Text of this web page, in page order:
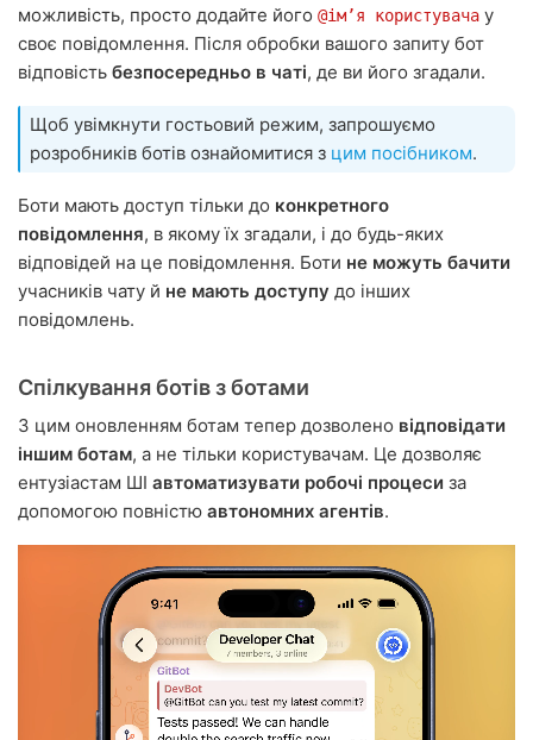
можливість, просто додайте його @імʼя користувача у
своє повідомлення. Після обробки вашого запиту бот
відповість безпосередньо в чаті, де ви його згадали.
Щоб увімкнути гостьовий режим, запрошуємо
розробників ботів ознайомитися з цим посібником.
Боти мають доступ тільки до конкретного
повідомлення, в якому їх згадали, і до будь-яких
відповідей на це повідомлення. Боти не можуть бачити
учасників чату й не мають доступу до інших
повідомлень.
Спілкування ботів з ботами
З цим оновленням ботам тепер дозволено відповідати
іншим ботам, а не тільки користувачам. Це дозволяє
ентузіастам ШІ автоматизувати робочі процеси за
допомогою повністю автономних агентів.